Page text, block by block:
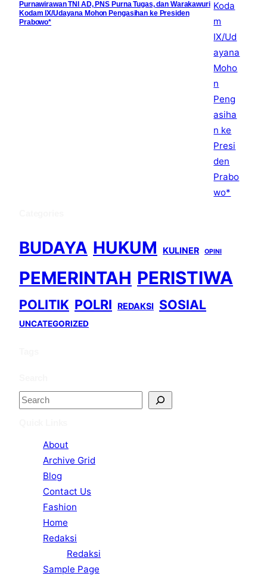
Purnawirawan TNI AD, PNS Purna Tugas, dan Warakawuri
Kodam IX/Udayana Mohon Pengasihan ke Presiden
Prabowo*
BUDAYA HUKUM KULINER OPINI
PEMERINTAH PERISTIWA
POLITIK POLRI REDAKSI SOSIAL
UNCATEGORIZED
S
About
Archive Grid
Blog
Contact Us
Fashion
Home
Redaksi
Redaksi
Sample Page